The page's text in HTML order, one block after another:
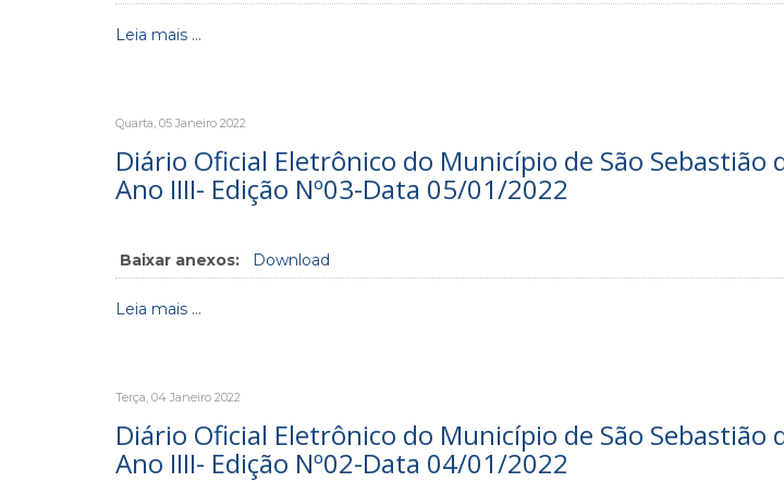
Leia mais ...
Quarta, 05 Janeiro 2022
Diário Oficial Eletrônico do Município de São
Ano IIII- Edição Nº03-Data 05/01/2022
Baixar anexos: Download
Leia mais ...
Terça, 04 Janeiro 2022
Diário Oficial Eletrônico do Município de São
Ano IIII- Edição Nº02-Data 04/01/2022